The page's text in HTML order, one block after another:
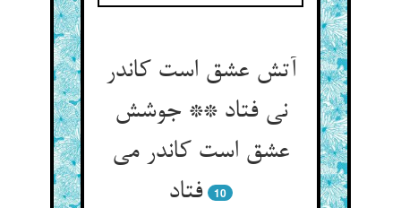
آتش عشق است کاندر
نی فتاد ** جوشش
عشق است کاندر می
‌‌فتاد
10